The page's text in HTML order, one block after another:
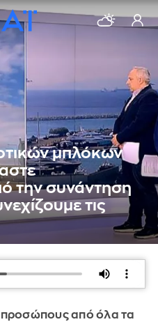
μπλόκων
την συνάντηση
τις
από όλα τα